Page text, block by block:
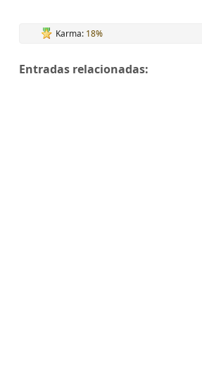
Karma: 18%
Entradas relacionadas: